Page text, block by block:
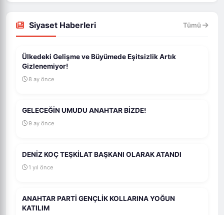
Siyaset Haberleri Tümü
Ülkedeki Gelişme ve Büyümede Eşitsizlik Artık
Gizlenemiyor!
8 ay önce
GELECEĞİN UMUDU ANAHTAR BİZDE!
9 ay önce
DENİZ KOÇ TEŞKİLAT BAŞKANI OLARAK ATANDI
1 yıl önce
ANAHTAR PARTİ GENÇLİK KOLLARINA YOĞUN
KATILIM